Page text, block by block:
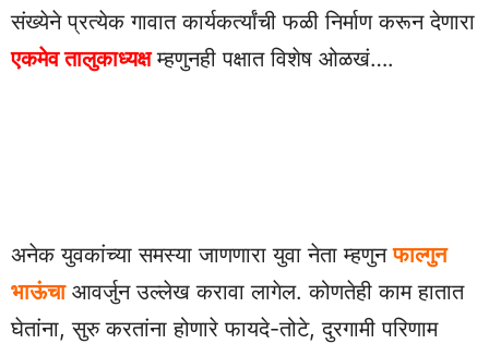
संख्येने प्रत्येक गावात कार्यकर्त्यांची फळी निर्माण करून देणारा
एकमेव तालुकाध्यक्षम्हणुनही पक्षात विशेष ओळखं….
अनेक युवकांच्या समस्या जाणणारा युवा नेता म्हणुनफाल्गुन
भाऊंचा आवर्जुन उल्लेख करावा लागेल. कोणतेही काम हातात
घेतांना, सुरु करतांना होणारे फायदे-तोटे, दुरगामी परिणाम